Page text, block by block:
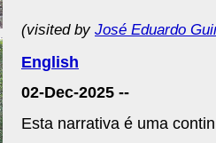
(visited by José Eduardo
English
02-Dec-2025 --
Esta narrativa é uma